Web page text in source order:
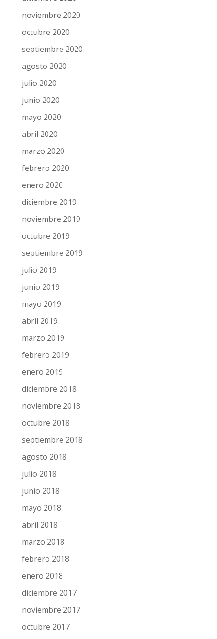
febrero 2021
enero 2021
diciembre 2020
noviembre 2020
octubre 2020
septiembre 2020
agosto 2020
julio 2020
junio 2020
mayo 2020
abril 2020
marzo 2020
febrero 2020
enero 2020
diciembre 2019
noviembre 2019
octubre 2019
septiembre 2019
julio 2019
junio 2019
mayo 2019
abril 2019
marzo 2019
febrero 2019
enero 2019
diciembre 2018
noviembre 2018
octubre 2018
septiembre 2018
agosto 2018
julio 2018
junio 2018
mayo 2018
abril 2018
marzo 2018
febrero 2018
enero 2018